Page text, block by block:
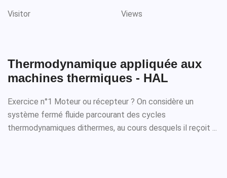
Visitor Views
Thermodynamique appliquée aux
machines thermiques - HAL
Exercice n°1 Moteur ou récepteur ? On considère un
système fermé fluide parcourant des cycles
thermodynamiques dithermes, au cours desquels il reçoit ...